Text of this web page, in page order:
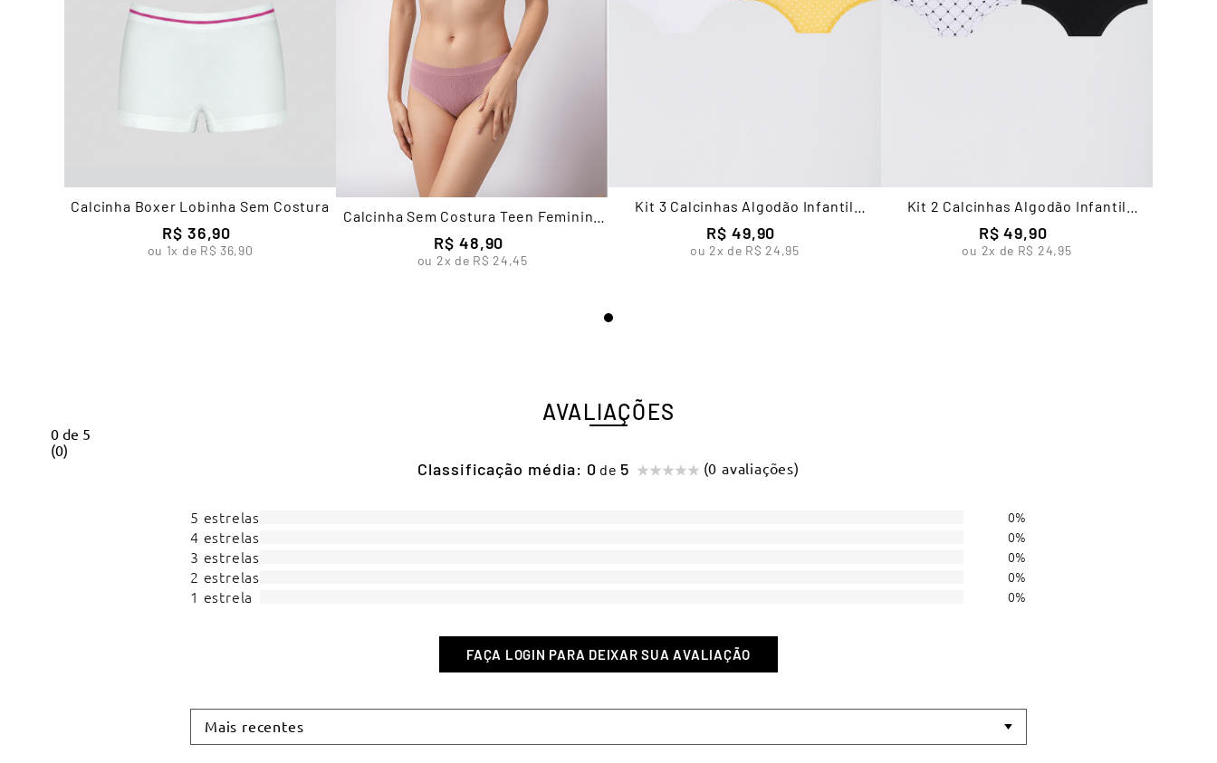
Calcinha Boxer Lobinha Sem Costura
R$ 36,90
ou 1x de R$ 36,90
Calcinha Sem Costura Teen Feminina
R$ 48,90
ou 2x de R$ 24,45
Kit 3 Calcinhas Algodão Infantil
Feminina Lupo
R$ 49,90
ou 2x de R$ 24,95
Kit 2 Calcinhas Algodão Infantil
Feminina Lupo
R$ 49,90
ou 2x de R$ 24,95
AVALIAÇÕES
0 de 5
(0)
Classificação média: 0 (0 avaliações)
5 estrelas 0%
4 estrelas 0%
3 estrelas 0%
2 estrelas 0%
1 estrela 0%
Mais recentes